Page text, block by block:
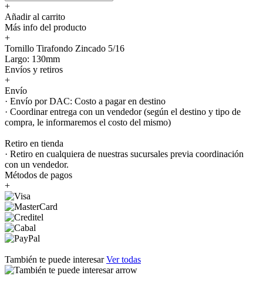
+
Añadir al carrito
Más info del producto
+
Tornillo Tirafondo Zincado 5/16
Largo: 130mm
Envíos y retiros
+
Envío
· Envío por DAC: Costo a pagar en destino
· Coordinar entrega con un vendedor (según el destino y tipo de
compra, le informaremos el costo del mismo)
Retiro en tienda
· Retiro en cualquiera de nuestras sucursales previa coordinación
con un vendedor.
Métodos de pagos
+
También te puede interesarVer todas